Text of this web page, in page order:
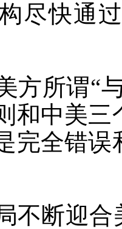
尽快通
方所谓“
和中美
完全错
断迎合